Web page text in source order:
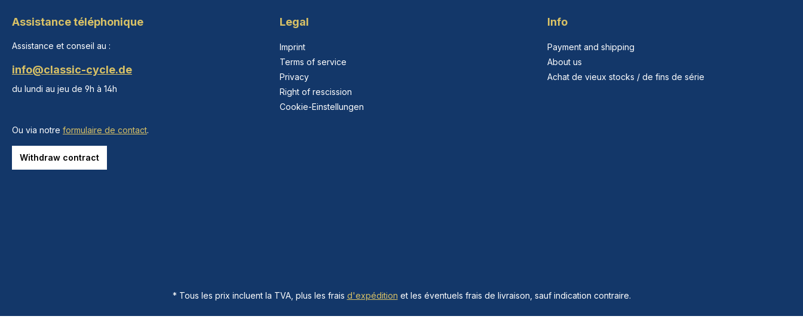
Assistance téléphonique
Assistance et conseil au :
info@classic-cycle.de
du lundi au jeu de 9h à 14h
Ou via notre formulaire de contact.
Withdraw contract
Legal
Imprint
Terms of service
Privacy
Right of rescission
Cookie-Einstellungen
Info
Payment and shipping
About us
Achat de vieux stocks / de fins de série
* Tous les prix incluent la TVA, plus les frais d'expédition et les éventuels frais de livraison, sauf indication contraire.